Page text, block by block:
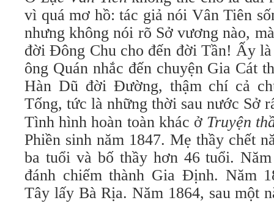
vì quá mơ hồ: tác giả nói Vân Tiên
nhưng không nói rõ Sở vương nào,
đời Ðông Chu cho đến đời Tần! Ấy
ông Quán nhắc đến chuyện Gia Cát
Hàn Dũ đời Ðường, thậm chí cả
Tống, tức là những thời sau nước Sở
Tình hình hoàn toàn khác ở Truyện
Phiền sinh năm 1847. Mẹ thầy chết
ba tuổi và bố thầy hơn 46 tuổi.
đánh chiếm thành Gia Ðịnh. Năm
Tây lấy Bà Rịa. Năm 1864, sau một